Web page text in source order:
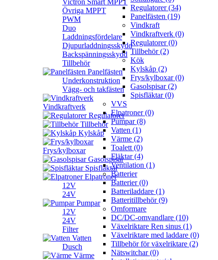
Victron Smart MPPT
Övriga MPPT
PWM
Duo
Laddningsfördelare
Djupurladdningsskydd
Backspänningsskydd
Tillbehör
Panelfästen
Underkonstruktion
Vägg- och takfästen
Vindkraftverk
Regulatorer
Tillbehör
Kylskåp
Frys/kylboxar
Gasolspisar
Spisfläktar
Elpatroner
12V
24V
Pumpar
12V
24V
Filter
Vatten
Dusch
Värme
Regulatorer (34)
Panelfästen (19)
Vindkraft
Vindkraftverk (0)
Regulatorer (0)
Tillbehör (2)
Kök
Kylskåp (2)
Frys/kylboxar (0)
Gasolspisar (2)
Spisfläktar (0)
VVS
Elpatroner (0)
Pumpar (8)
Vatten (1)
Värme (2)
Toalett (0)
Fläktar (4)
Ventilation (1)
Batterier
Batterier (0)
Batteriladdare (1)
Batteritillbehör (9)
Omformare
DC/DC-omvandlare (10)
Växelriktare Ren sinus (1)
Växelriktare med laddare (0)
Tillbehör för växelriktare (2)
Nätswitchar (0)